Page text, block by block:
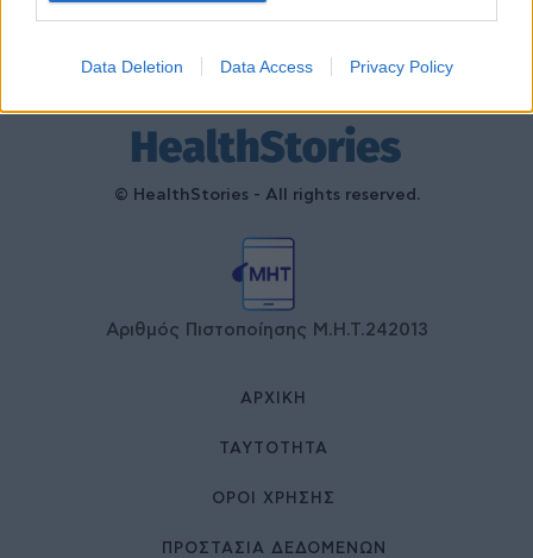
Data Deletion Data Access Privacy Policy
© HealthStories - All rights reserved.
Αριθμός Πιστοποίησης Μ.Η.Τ.242013
ΑΡΧΙΚΉ
ΤΑΥΤΌΤΗΤΑ
ΌΡΟΙ ΧΡΉΣΗΣ
ΠΡΟΣΤΑΣΙΑ ΔΕΔΟΜΕΝΩΝ